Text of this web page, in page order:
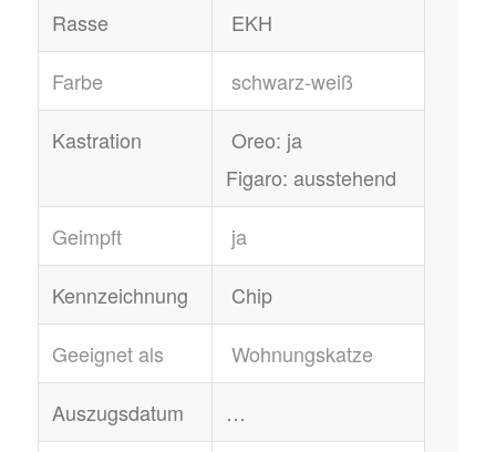
Rasse EKH
Farbe schwarz-weiß
Kastration
Oreo: ja
Figaro: ausstehend
Geimpft ja
Kennzeichnung Chip
Geeignet als Wohnungskatze
Auszugsdatum …